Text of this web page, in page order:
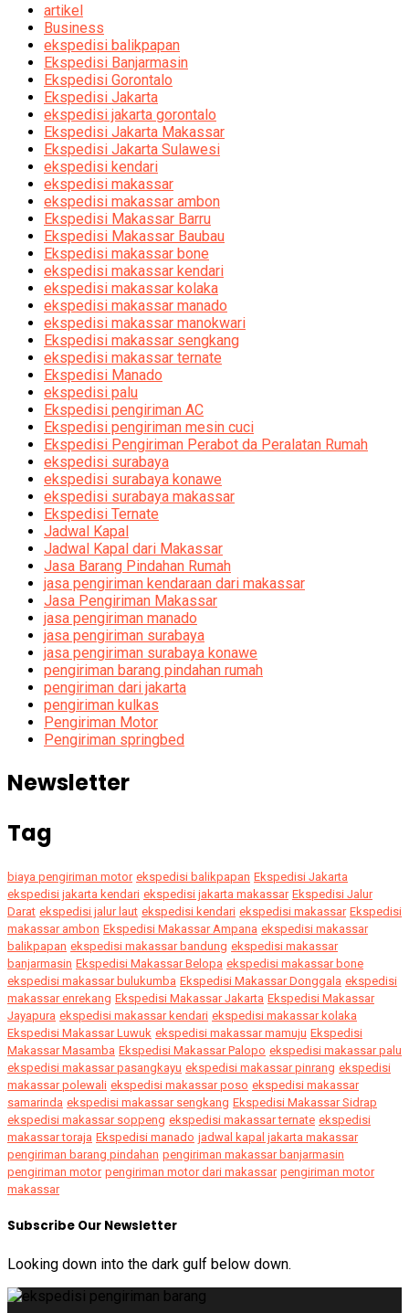
artikel
Business
ekspedisi balikpapan
Ekspedisi Banjarmasin
Ekspedisi Gorontalo
Ekspedisi Jakarta
ekspedisi jakarta gorontalo
Ekspedisi Jakarta Makassar
Ekspedisi Jakarta Sulawesi
ekspedisi kendari
ekspedisi makassar
ekspedisi makassar ambon
Ekspedisi Makassar Barru
Ekspedisi Makassar Baubau
Ekspedisi makassar bone
ekspedisi makassar kendari
ekspedisi makassar kolaka
ekspedisi makassar manado
ekspedisi makassar manokwari
Ekspedisi makassar sengkang
ekspedisi makassar ternate
Ekspedisi Manado
ekspedisi palu
Ekspedisi pengiriman AC
Ekspedisi pengiriman mesin cuci
Ekspedisi Pengiriman Perabot da Peralatan Rumah
ekspedisi surabaya
ekspedisi surabaya konawe
ekspedisi surabaya makassar
Ekspedisi Ternate
Jadwal Kapal
Jadwal Kapal dari Makassar
Jasa Barang Pindahan Rumah
jasa pengiriman kendaraan dari makassar
Jasa Pengiriman Makassar
jasa pengiriman manado
jasa pengiriman surabaya
jasa pengiriman surabaya konawe
pengiriman barang pindahan rumah
pengiriman dari jakarta
pengiriman kulkas
Pengiriman Motor
Pengiriman springbed
Newsletter
Tag
biaya pengiriman motor ekspedisi balikpapan Ekspedisi Jakarta
ekspedisi jakarta kendari ekspedisi jakarta makassar Ekspedisi Jalur
Darat ekspedisi jalur laut ekspedisi kendari ekspedisi makassar Ekspedisi
makassar ambon Ekspedisi Makassar Ampana ekspedisi makassar
balikpapan ekspedisi makassar bandung ekspedisi makassar
banjarmasin Ekspedisi Makassar Belopa ekspedisi makassar bone
ekspedisi makassar bulukumba Ekspedisi Makassar Donggala ekspedisi
makassar enrekang Ekspedisi Makassar Jakarta Ekspedisi Makassar
Jayapura ekspedisi makassar kendari ekspedisi makassar kolaka
Ekspedisi Makassar Luwuk ekspedisi makassar mamuju Ekspedisi
Makassar Masamba Ekspedisi Makassar Palopo ekspedisi makassar palu
ekspedisi makassar pasangkayu ekspedisi makassar pinrang ekspedisi
makassar polewali ekspedisi makassar poso ekspedisi makassar
samarinda ekspedisi makassar sengkang Ekspedisi Makassar Sidrap
ekspedisi makassar soppeng ekspedisi makassar ternate ekspedisi
makassar toraja Ekspedisi manado jadwal kapal jakarta makassar
pengiriman barang pindahan pengiriman makassar banjarmasin
pengiriman motor pengiriman motor dari makassar pengiriman motor
makassar
Subscribe Our Newsletter
Looking down into the dark gulf below down.